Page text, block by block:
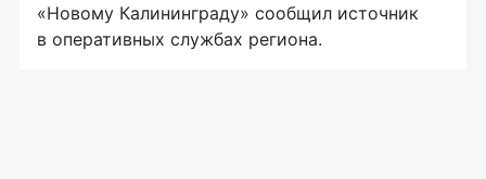
«Новому Калининграду» сообщил источник
в оперативных службах региона.